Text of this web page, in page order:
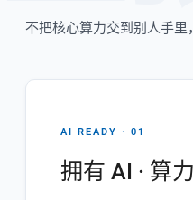
不把核心算力交到别人手里
AI READY · 01
拥有 AI · 算